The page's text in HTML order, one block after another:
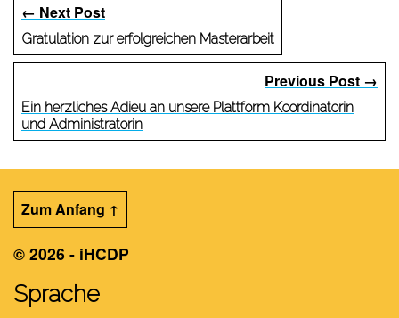
Previous Post →
Ein herzliches Adieu an unsere Plattform Koordinatorin
und Administratorin
← Next Post
Gratulation zur erfolgreichen Masterarbeit
Zum Anfang ↑
© 2026 - iHCDP
Sprache